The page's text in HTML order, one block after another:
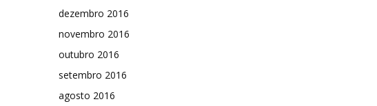
dezembro 2016
novembro 2016
outubro 2016
setembro 2016
agosto 2016